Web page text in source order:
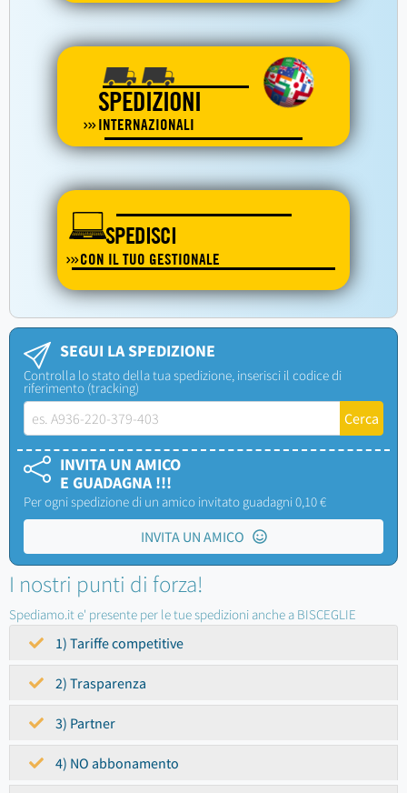
SPEDIZIONI
INTERNAZIONALI
SPEDISCI
CON IL TUO GESTIONALE
SEGUI LA SPEDIZIONE
Controlla lo stato della tua spedizione, inserisci il codice di
riferimento (tracking)
INVITA UN AMICO
E GUADAGNA !!!
Per ogni spedizione di un amico invitato guadagni 0,10 €
INVITA UN AMICO
I nostri punti di forza!
Spediamo.it e' presente per le tue spedizioni anche a BISCEGLIE
1) Tariffe competitive
2) Trasparenza
3) Partner
4) NO abbonamento